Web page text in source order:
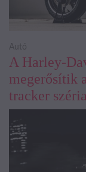
A Harley-
megerősítik
tracker
Autó